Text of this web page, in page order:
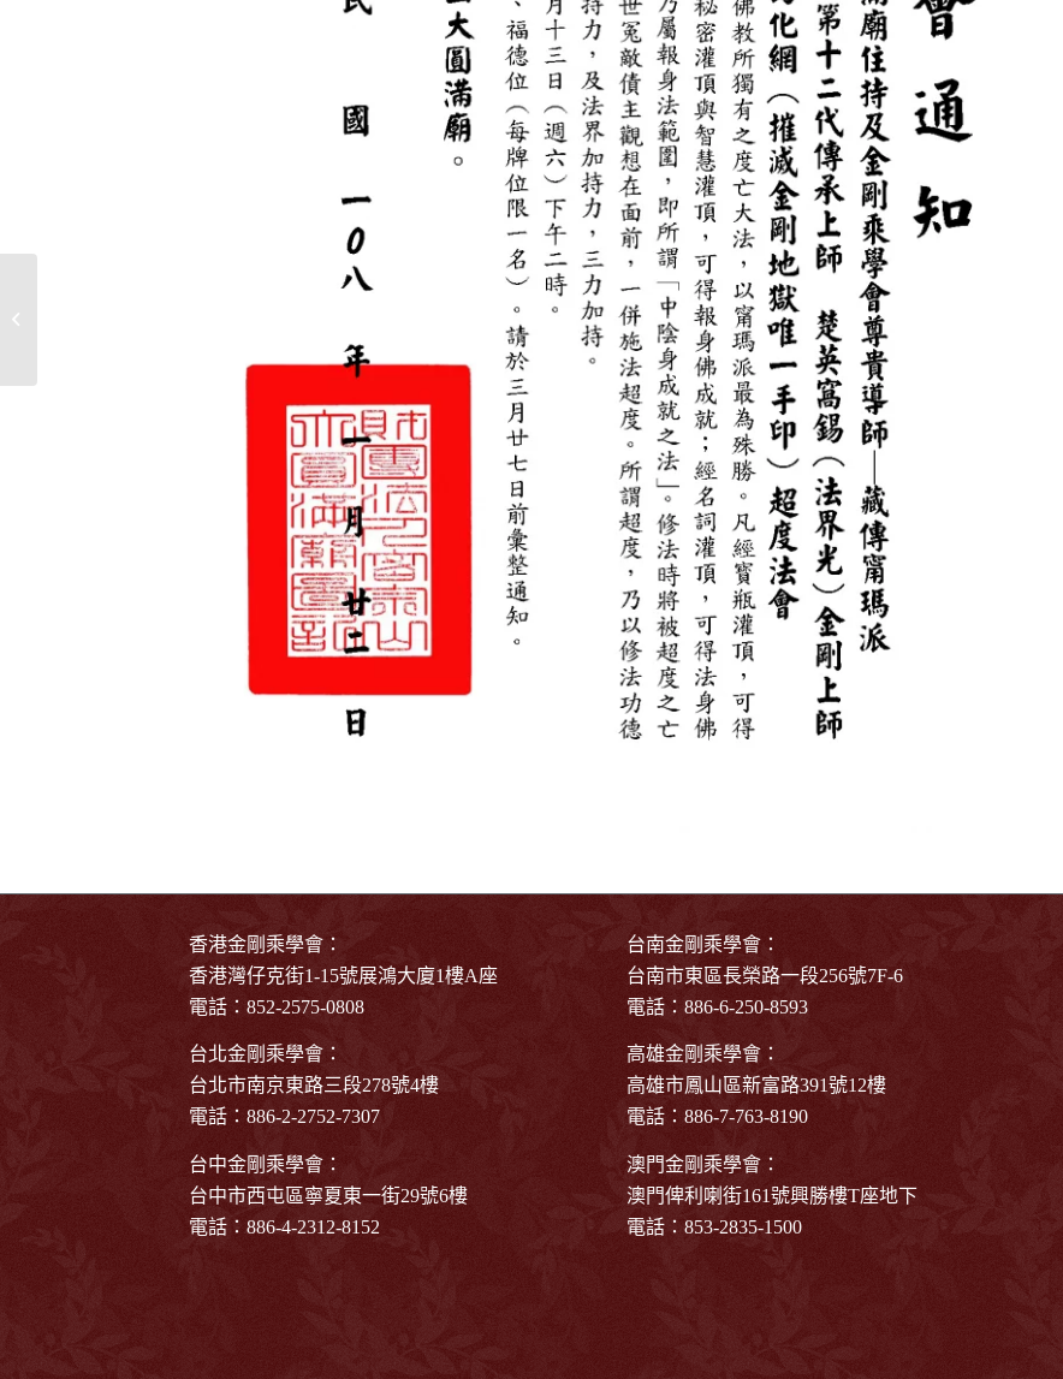
香港金剛乘學會：
香港灣仔克街1-15號展鴻大廈1樓A座
電話：852-2575-0808
台北金剛乘學會：
台北市南京東路三段278號4樓
電話：886-2-2752-7307
台中金剛乘學會：
台中市西屯區寧夏東一街29號6樓
電話：886-4-2312-8152
台南金剛乘學會：
台南市東區長榮路一段256號7F-6
電話：886-6-250-8593
高雄金剛乘學會：
高雄市鳳山區新富路391號12樓
電話：886-7-763-8190
澳門金剛乘學會：
澳門俾利喇街161號興勝樓T座地下
電話：853-2835-1500